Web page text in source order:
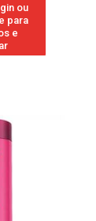
ou
para
e